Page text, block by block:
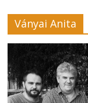
Ványai Anita